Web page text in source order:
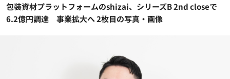
包装資材プラットフォームのshizai、シリーズB 2nd closeで
6.2億円調達 事業拡大へ 2枚目の写真・画像